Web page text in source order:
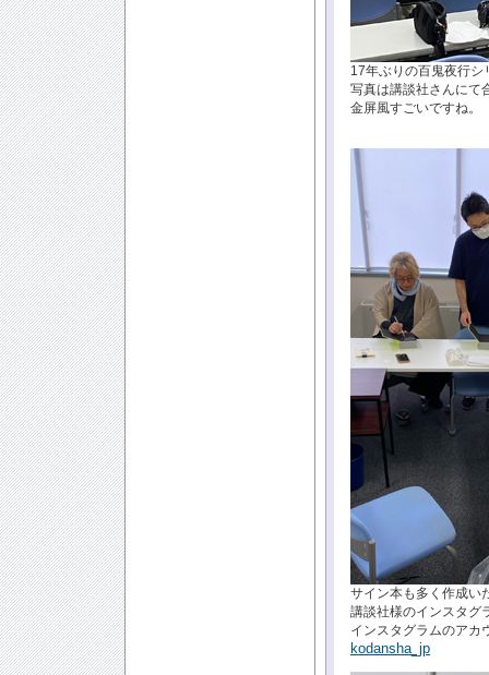
17年ぶりの百鬼夜行
写真は講談社さんにて
金屏風すごいですね。
サイン本も多く作成い
講談社様のインスタグ
インスタグラムのアカ
kodansha_jp